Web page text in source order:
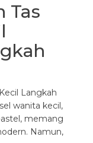
Tas
Langkah
wanita kecil,
memang
Namun,